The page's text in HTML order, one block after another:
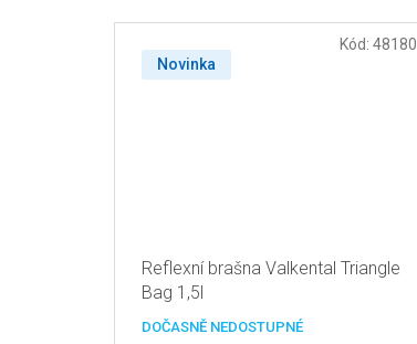
Novinka
Reflexní brašna Valkental Triangle
Bag 1,5l
DOČASNĚ NEDOSTUPNÉ
Kód:48180